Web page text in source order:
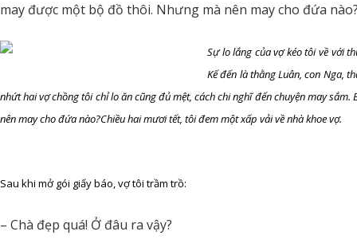
may được một bộ đồ thôi. Nhưng mà nên may cho đứa
Sự lo lắng của vợ kéo tôi về với
Kế đến là thằng Luân, con Nga,
nhứt hai vợ chồng tôi chỉ lo ăn cũng đủ mệt, cách chi nghĩ đến chuyện may
nên may cho đứa nào?Chiều hai mươi tết, tôi đem một xấp vải về nhà khoe vợ.
Sau khi mở gói giấy báo, vợ tôi trầm trồ:
– Chà đẹp quá! Ở đâu ra vậy?